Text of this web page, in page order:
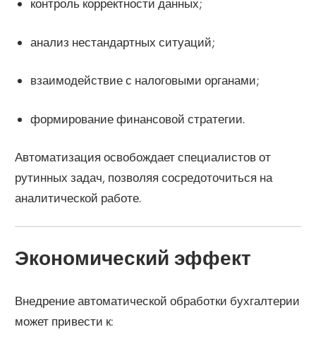
контроль корректности данных;
анализ нестандартных ситуаций;
взаимодействие с налоговыми органами;
формирование финансовой стратегии.
Автоматизация освобождает специалистов от
рутинных задач, позволяя сосредоточиться на
аналитической работе.
Экономический эффект
Внедрение автоматической обработки бухгалтерии
может привести к: